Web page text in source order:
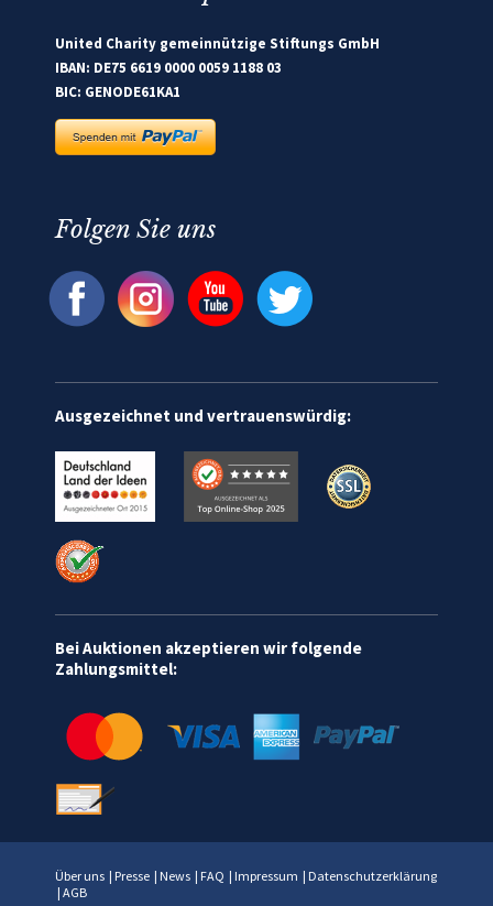
United Charity gemeinnützige Stiftungs GmbH
IBAN: DE75 6619 0000 0059 1188 03
BIC: GENODE61KA1
Folgen Sie uns
Ausgezeichnet und vertrauenswürdig:
Bei Auktionen akzeptieren wir folgende
Zahlungsmittel:
Über uns | Presse | News | FAQ | Impressum | Datenschutzerklärung
| AGB